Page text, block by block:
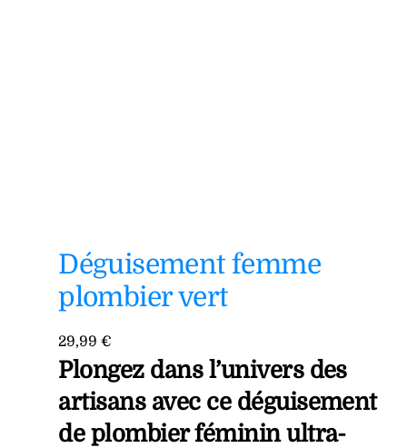
Déguisement femme
plombier vert
29,99€
Plongez dans l’univers des
artisans avec ce déguisement
de plombier féminin ultra-